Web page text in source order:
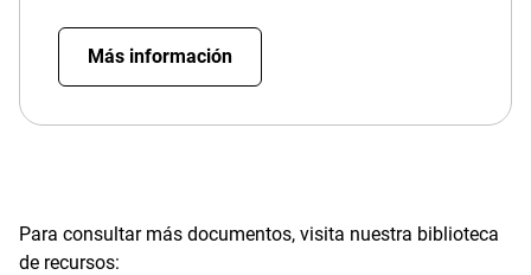
Más información
Para consultar más documentos, visita nuestra biblioteca
de recursos: